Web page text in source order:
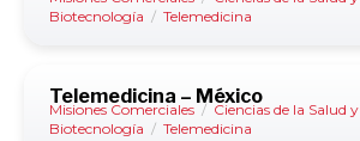
Biotecnología / Telemedicina
Telemedicina – México
Misiones Comerciales / Ciencias de la Salud y
Biotecnología / Telemedicina